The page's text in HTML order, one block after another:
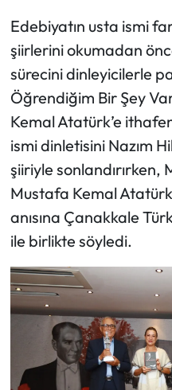
Edebiyatın usta ismi
şiirlerini okumadan
sürecini dinleyicilerle
Öğrendiğim Bir Şey
Kemal Atatürk’e
ismi dinletisini Nazım
şiiriyle sonlandırırken,
Mustafa Kemal
anısına Çanakkale
ile birlikte söyledi.